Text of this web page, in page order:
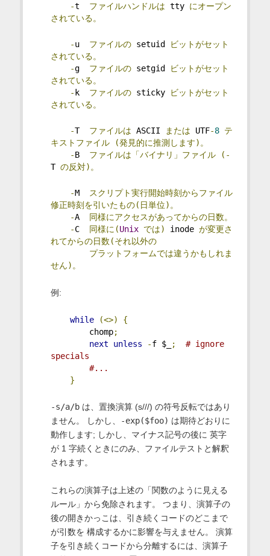
-t ファイルハンドルは tty にオープン
されている。
-u ファイルの setuid
ビットがセット
されている。
-g ファイルの setgid
ビットがセット
されている。
- k ファイルの sticky
ビットがセット
されている。
-T ファイルは ASCII または UTF-8 テ
キストファイル
(発見的に推測します)。
-B ファイルは「バイナリ」ファイル
(-
T の反対)。
-M スクリプト実行開始時刻からファイル
修正時刻を引いたもの(日単位)。
-A 同様にアクセスがあってからの日数。
-C 同様に(Unix では) inode が変更さ
れてからの日数(それ以外の
プラットフォームでは違うかもしれま
せん)。
例:
while (<>)
{
chomp;
next
unless -f $_ ;
# ignore
specials
#...
}
-s/a/bは、置換演算 (s///) の符号反転ではあり
ません。 しかし、
-exp($foo) は期待どおりに
動作します; しかし、マイナス記号の後に 英字
が 1 字続くときにのみ、ファイルテストと解釈
されます。
これらの演算子は上述の「関数のように見える
ルール」から免除されます。 つまり、演算子の
後の開きかっこは、引き続くコードのどこまで
が引数を 構成するかに影響を与えません。 演算
子を引き続くコードから分離するには、演算子